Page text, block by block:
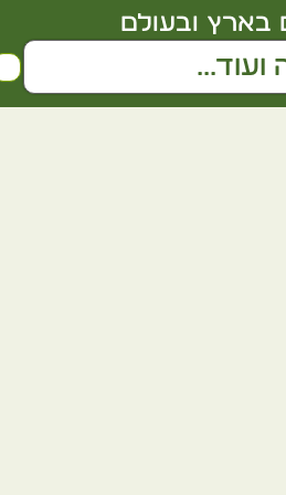
בארץ ובעולם